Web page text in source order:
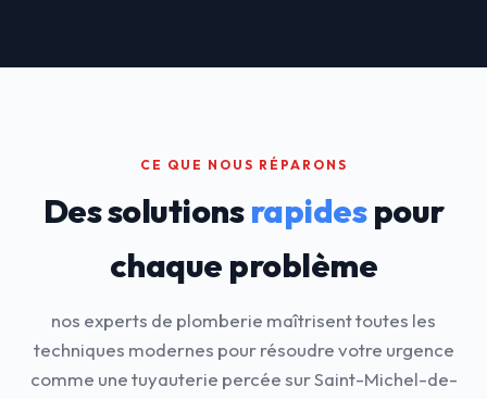
CE QUE NOUS RÉPARONS
Des solutionsrapidespour
chaque problème
nos experts de plomberie maîtrisent toutes les
techniques modernes pour résoudre votre urgence
comme une tuyauterie percée sur Saint-Michel-de-